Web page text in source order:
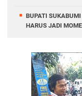
BUPATI
HARUS JADI